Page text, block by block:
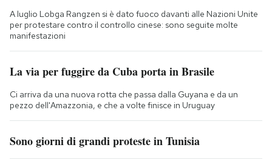
A luglio Lobga Rangzen si è dato fuoco davanti alle Nazioni Unite
per protestare contro il controllo cinese: sono seguite molte
manifestazioni
La via per fuggire da Cuba porta in Brasile
Ci arriva da una nuova rotta che passa dalla Guyana e da un
pezzo dell'Amazzonia, e che a volte finisce in Uruguay
Sono giorni di grandi proteste in Tunisia